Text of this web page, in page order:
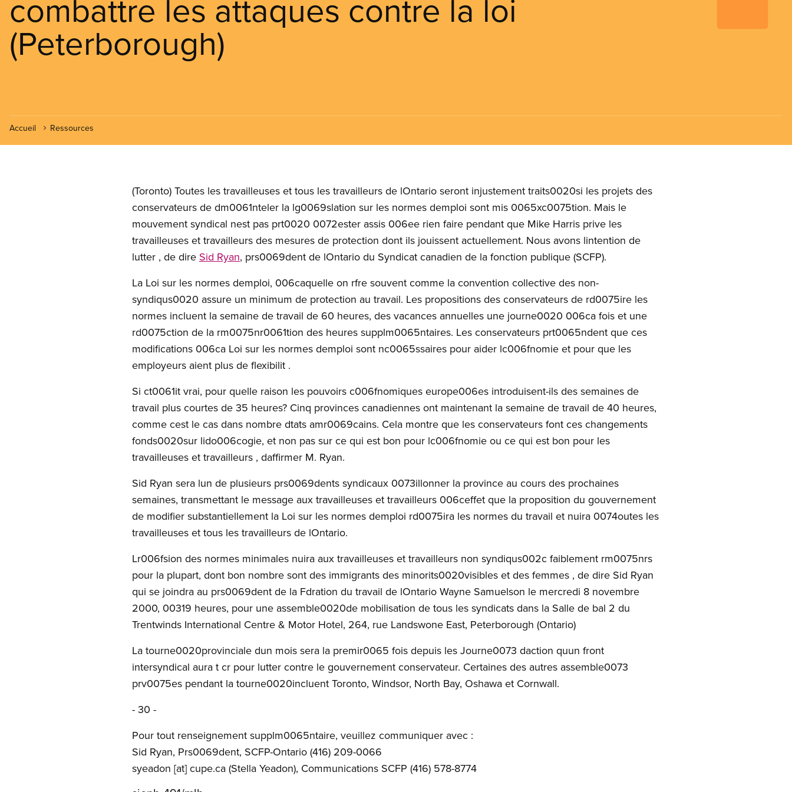
combattre les attaques contre la loi
(Peterborough)
Accueil Ressources
(Toronto) Toutes les travailleuses et tous les travailleurs de lOntario seront injustement traits0020si les projets des
conservateurs de dm0061nteler la lg0069slation sur les normes demploi sont mis 0065xc0075tion. Mais le
mouvement syndical nest pas prt0020 0072ester assis 006ee rien faire pendant que Mike Harris prive les
travailleuses et travailleurs des mesures de protection dont ils jouissent actuellement. Nous avons lintention de
lutter , de dire Sid Ryan, prs0069dent de lOntario du Syndicat canadien de la fonction publique (SCFP).
La Loi sur les normes demploi, 006caquelle on rfre souvent comme la convention collective des non-
syndiqus0020 assure un minimum de protection au travail. Les propositions des conservateurs de rd0075ire les
normes incluent la semaine de travail de 60 heures, des vacances annuelles une journe0020 006ca fois et une
rd0075ction de la rm0075nr0061tion des heures supplm0065ntaires. Les conservateurs prt0065ndent que ces
modifications 006ca Loi sur les normes demploi sont nc0065ssaires pour aider lc006fnomie et pour que les
employeurs aient plus de flexibilit .
Si ct0061it vrai, pour quelle raison les pouvoirs c006fnomiques europe006es introduisent-ils des semaines de
travail plus courtes de 35 heures? Cinq provinces canadiennes ont maintenant la semaine de travail de 40 heures,
comme cest le cas dans nombre dtats amr0069cains. Cela montre que les conservateurs font ces changements
fonds0020sur lido006cogie, et non pas sur ce qui est bon pour lc006fnomie ou ce qui est bon pour les
travailleuses et travailleurs , daffirmer M. Ryan.
Sid Ryan sera lun de plusieurs prs0069dents syndicaux 0073illonner la province au cours des prochaines
semaines, transmettant le message aux travailleuses et travailleurs 006ceffet que la proposition du gouvernement
de modifier substantiellement la Loi sur les normes demploi rd0075ira les normes du travail et nuira 0074outes les
travailleuses et tous les travailleurs de lOntario.
Lr006fsion des normes minimales nuira aux travailleuses et travailleurs non syndiqus002c faiblement rm0075nrs
pour la plupart, dont bon nombre sont des immigrants des minorits0020visibles et des femmes , de dire Sid Ryan
qui se joindra au prs0069dent de la Fdration du travail de lOntario Wayne Samuelson le mercredi 8 novembre
2000, 00319 heures, pour une assemble0020de mobilisation de tous les syndicats dans la Salle de bal 2 du
Trentwinds International Centre & Motor Hotel, 264, rue Landswone East, Peterborough (Ontario)
La tourne0020provinciale dun mois sera la premir0065 fois depuis les Journe0073 daction quun front
intersyndical aura t cr pour lutter contre le gouvernement conservateur. Certaines des autres assemble0073
prv0075es pendant la tourne0020incluent Toronto, Windsor, North Bay, Oshawa et Cornwall.
- 30 -
Pour tout renseignement supplm0065ntaire, veuillez communiquer avec :
Sid Ryan, Prs0069dent, SCFP-Ontario (416) 209-0066
syeadon [at] cupe.ca (Stella Yeadon), Communications SCFP (416) 578-8774